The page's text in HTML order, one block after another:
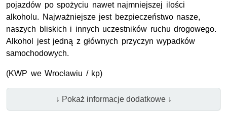
pojazdów po spożyciu nawet najmniejszej ilości
alkoholu. Najważniejsze jest bezpieczeństwo nasze,
naszych bliskich i innych uczestników ruchu drogowego.
Alkohol jest jedną z głównych przyczyn wypadków
samochodowych.
(KWP we Wrocławiu / kp)
↓ Pokaż informacje dodatkowe ↓